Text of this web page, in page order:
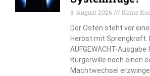
3. August 2026
Keine
Der Osten steht vor
Herbst mit Sprengkraft.
AUFGEWACHT-
Bürgerwille noch einen
Machtwechsel